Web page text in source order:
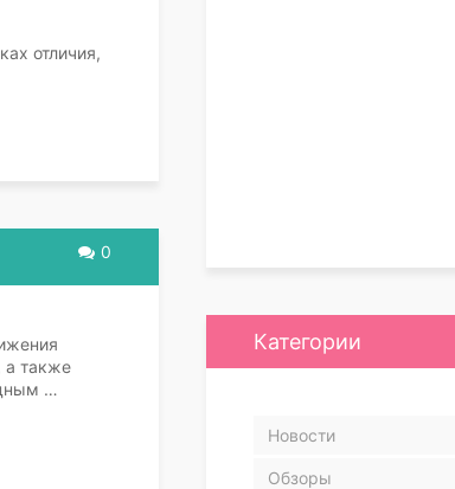
отличия,
0
а также
…
Категории
Новости
Обзоры